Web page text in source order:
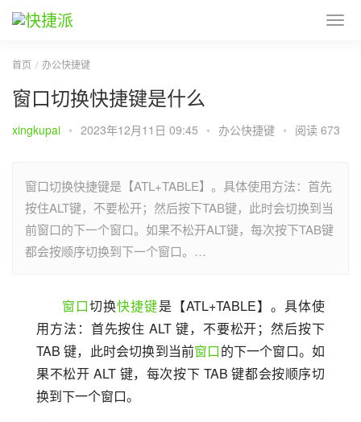
首页 办公快捷键
窗口切换快捷键是什么
xingkupai • 2023年12月11日 09:45 • 办公快捷键 • 阅读 673
窗口切换快捷键是【ATL+TABLE】。具体使用方法：首先
按住ALT键，不要松开；然后按下TAB键，此时会切换到当
前窗口的下一个窗口。如果不松开ALT键，每次按下TAB键
都会按顺序切换到下一个窗口。…
窗口切换快捷键是【ATL+TABLE】。具体使
用方法：首先按住 ALT 键，不要松开；然后按下
TAB 键，此时会切换到当前窗口的下一个窗口。如
果不松开 ALT 键，每次按下 TAB 键都会按顺序切
换到下一个窗口。